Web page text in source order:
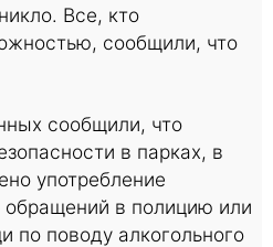
Все, кто
сообщили, что
сообщили, что
в парках, в
употребление
обращений в полицию или
по поводу алкогольного